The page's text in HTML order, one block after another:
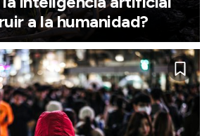
a la humanidad?